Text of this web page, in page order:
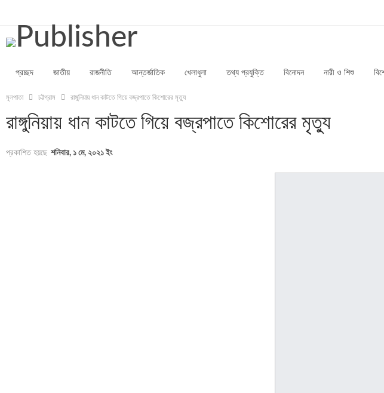
প্রচ্ছদ জাতীয় রাজনীতি আন্তর্জাতিক খেলাধুলা তথ্য প্রযুক্তি বিনোদন নারী ও শিশু
মূলপাতা চট্টগ্রাম রাঙ্গুনিয়ায় ধান কাটতে গিয়ে বজ্রপাতে কিশোরের মৃত্যু
রাঙ্গুনিয়ায় ধান কাটতে গিয়ে বজ্রপাতে কিশোরের মৃত্যু
প্রকাশিত হয়ছে শনিবার, ১ মে, ২০২১ ইং